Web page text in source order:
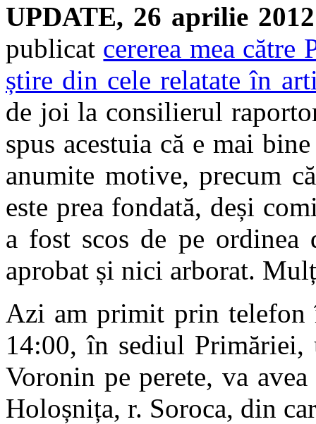
UPDATE, 26 aprilie
publicat cererea mea către
știre din cele relatate în
de joi la consilierul
spus acestuia că e mai
anumite motive, precum
este prea fondată, deși
a fost scos de pe
aprobat și nici arborat.
Azi am primit prin telefon
14:00, în sediul Primăriei,
Voronin pe perete, va
Holoșnița, r. Soroca, din